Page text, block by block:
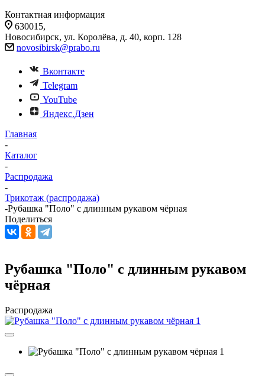
Контактная информация
630015,
Новосибирск, ул. Королёва, д. 40, корп. 128
novosibirsk@prabo.ru
Вконтакте
Telegram
YouTube
Яндекс.Дзен
Главная
-
Каталог
-
Распродажа
-
Трикотаж (распродажа)
-Рубашка "Поло" с длинным рукавом чёрная
Поделиться
Рубашка "Поло" с длинным рукавом
чёрная
Распродажа